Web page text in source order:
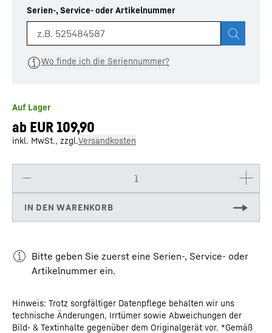
Suche
Auf Lager
inkl. MwSt., zzgl.
Bitte geben Sie zuerst eine Serien-, Service- oder
Artikelnummer ein.
Hinweis: Trotz sorgfältiger Datenpflege behalten wir uns
technische Änderungen, Irrtümer sowie Abweichungen der
Bild- & Textinhalte gegenüber dem Originalgerät vor. *Gemäß